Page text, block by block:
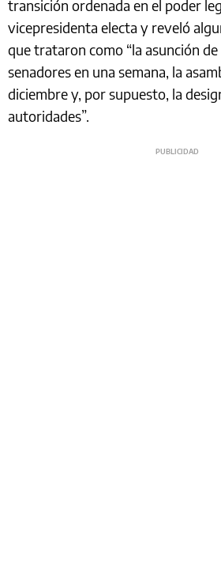
transición ordenada en el poder
vicepresidenta electa y reveló
que trataron como “la asunción
senadores en una semana, la
diciembre y, por supuesto, la
autoridades”.